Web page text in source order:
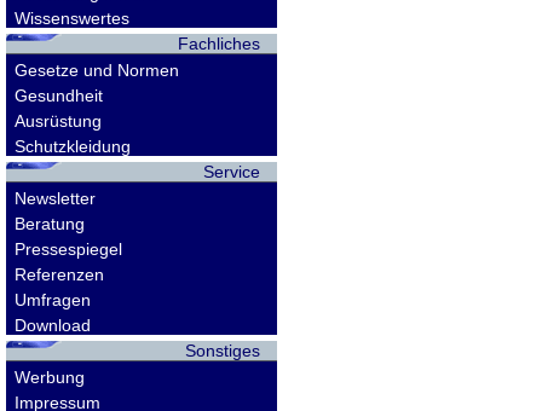
Wissenswertes
Fachliches
Gesetze und Normen
Gesundheit
Ausrüstung
Schutzkleidung
Service
Newsletter
Beratung
Pressespiegel
Referenzen
Umfragen
Download
Sonstiges
Werbung
Impressum